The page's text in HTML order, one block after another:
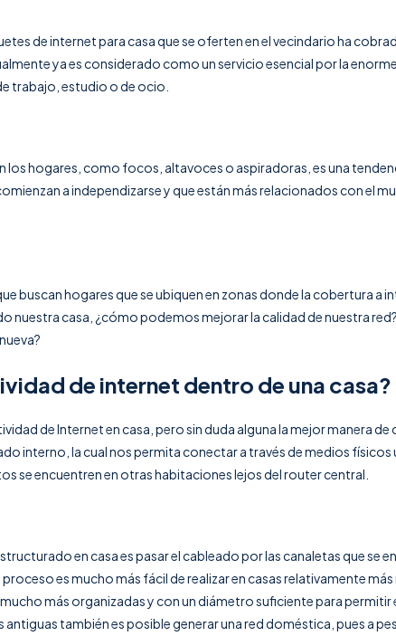
de internet para casaque se oferten en el vecindario ha
ya es considerado como un servicio esencial por la
trabajo, estudio o de ocio.
los hogares, como focos, altavoces o aspiradoras, es una
a independizarse y que están más relacionados con el
buscan hogares que se ubiquen en zonas donde la cobertura a
nuestra casa, ¿cómo podemos mejorar la calidad de nuestra
de internet dentro de una casa?
de Internet en casa, pero sin duda alguna la mejor manera de
interno, la cual nos permita conectar a través de medios físicos
se encuentren en otras habitaciones lejos del router central.
en casa es pasar el cableado por las canaletas que se
es mucho más fácil de realizar en casas relativamente más
más organizadas y con un diámetro suficiente para permitir
también es posible generar una red doméstica, pues a